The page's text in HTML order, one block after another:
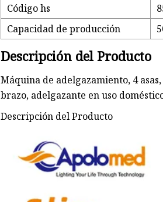
Código hs
Capacidad de producción
Descripción del Producto
Máquina de adelgazamiento, 4
brazo, adelgazante en uso
Descripción del Producto